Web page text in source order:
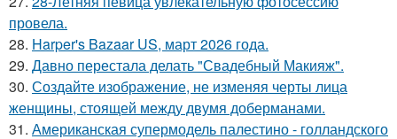
провела.
28. Harper's Bazaar US, март 2026 года.
29. Давно перестала делать "Свадебный Макияж".
30. Создайте изображение, не изменяя черты лица
женщины, стоящей между двумя доберманами.
31. Американская супермодель палестино - голландского